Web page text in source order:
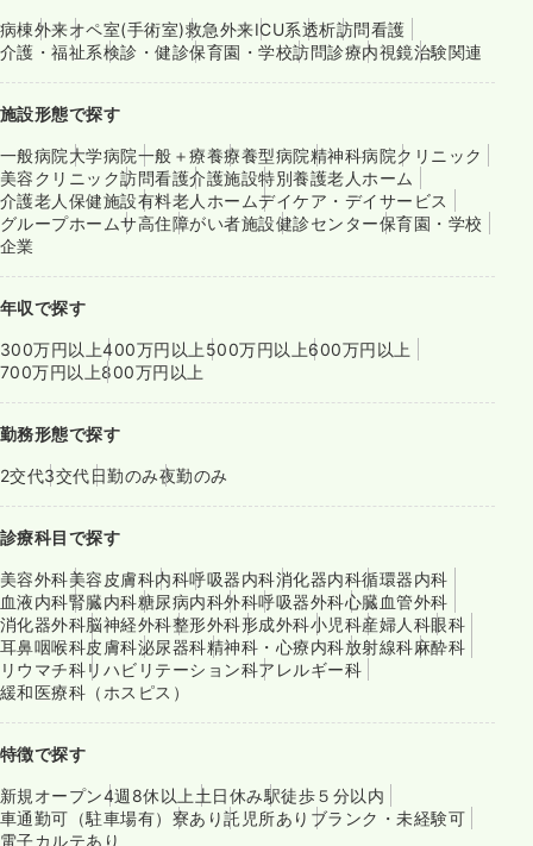
病棟外来オペ室(手術室)救急外来ICU系透析訪問看護
介護・福祉系検診・健診保育園・学校訪問診療内視鏡治験関連
施設形態で探す
一般病院大学病院一般＋療養療養型病院精神科病院クリニック
美容クリニック訪問看護介護施設特別養護老人ホーム
介護老人保健施設有料老人ホームデイケア・デイサービス
グループホームサ高住障がい者施設健診センター保育園・学校
企業
年収で探す
300万円以上400万円以上 500万円以上600万円以上
700万円以上800万円以上
勤務形態で探す
2交代3交代日勤のみ夜勤のみ
診療科目で探す
美容外科美容皮膚科内科呼吸器内科消化器内科循環器内科
血液内科腎臓内科糖尿病内科外科呼吸器外科心臓血管外科
消化器外科脳神経外科整形外科形成外科小児科産婦人科眼科
耳鼻咽喉科皮膚科泌尿器科精神科・心療内科放射線科麻酔科
リウマチ科リハビリテーション科アレルギー科
緩和医療科（ホスピス）
特徴で探す
新規オープン4週8休以上 土日休み駅徒歩５分以内
車通勤可（駐車場有） 寮あり託児所あり ブランク・未経験可
電子カルテあり